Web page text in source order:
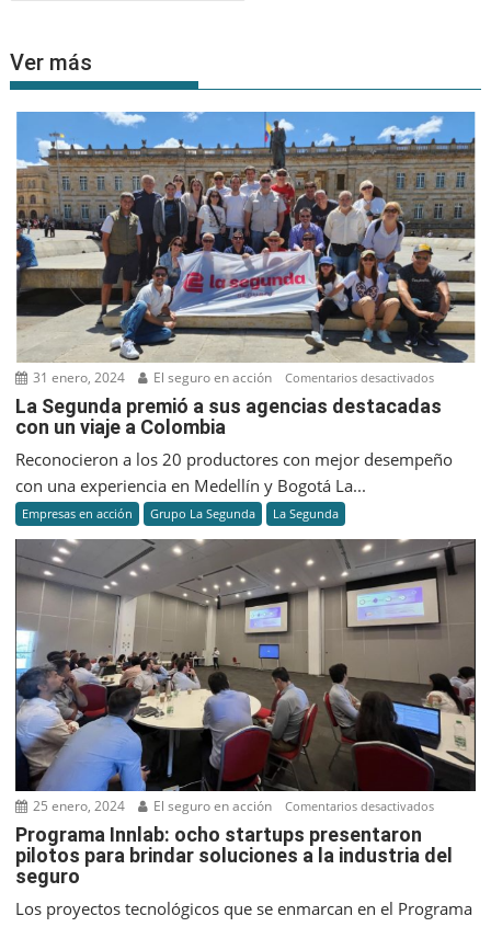
Ver más
31 enero, 2024 El seguro en acción Comentarios desactivadosen
La
con
un
viaje
Colombia
La Segunda premió a sus agencias destacadas
con un viaje a Colombia
Reconocieron a los 20 productores con mejor desempeño
con una experiencia en Medellín y Bogotá La...
Empresas en acción Grupo La Segunda La Segunda
25 enero, 2024 El seguro en acción Comentarios desactivadosen
Innlab:
Programa Innlab: ocho startups presentaron
pilotos para brindar soluciones a la industria del
seguro
Los proyectos tecnológicos que se enmarcan en el Programa